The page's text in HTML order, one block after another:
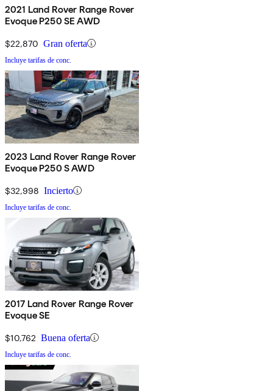
2021 Land Rover Range Rover
Evoque P250 SE AWD
$22,870 Gran oferta
Incluye tarifas de conc.
2023 Land Rover Range Rover
Evoque P250 S AWD
$32,998 Incierto
Incluye tarifas de conc.
2017 Land Rover Range Rover
Evoque SE
$10,762 Buena oferta
Incluye tarifas de conc.